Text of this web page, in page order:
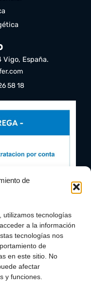
de
utilizamos tecnologías
a la información
tecnologías nos
de
en este sitio. No
afectar
y funciones.
Vigo, España.
58 18